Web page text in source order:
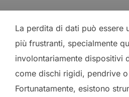
La perdita di dati può essere
più frustranti, specialmente
involontariamente dispositivi
come dischi rigidi, pendrive o
Fortunatamente, esistono